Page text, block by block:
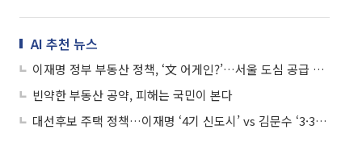
AI 추천 뉴스
이재명 정부 부동산 정책, ‘文 어게인?’…서울 도심 공급 늘린다지만, 재초환·임대차법 강화 ‘변수’
빈약한 부동산 공약, 피해는 국민이 본다
대선후보 주택 정책…이재명 ‘4기 신도시’ vs 김문수 ‘3·3·3 청년주택’